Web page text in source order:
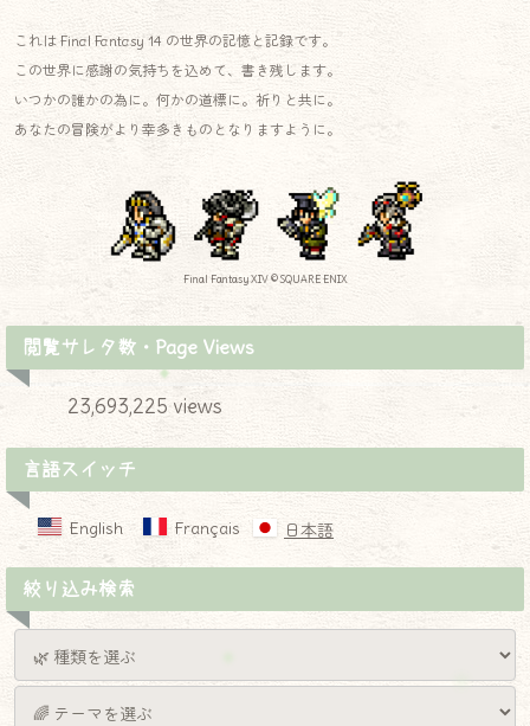
これは Final Fantasy 14 の世界の記憶と記録です。
この世界に感謝の気持ちを込めて、書き残します。
いつかの誰かの為に。何かの道標に。祈りと共に。
あなたの冒険がより幸多きものとなりますように。
Final Fantasy XIV © SQUARE ENIX
閲覧サレタ数・Page Views
23,693,225 views
言語スイッチ
English Français 日本語
絞り込み検索